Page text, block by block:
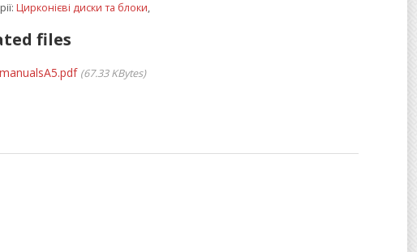
Цирконієві диски та блоки,
files
67.33 KBytes